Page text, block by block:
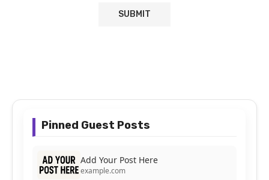
Pinned Guest Posts
Add Your Post Here
example.com